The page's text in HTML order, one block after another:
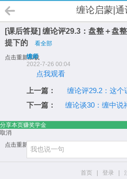
缠论启蒙|通
[课后答疑] 缠论评29.3：盘整＋盘
提下的
看全部
点击重新加载
缠师
2022-7-26 00:04
点我观看
上一篇：
缠论评29.2：这
下一篇：
缠论谈30：缠中说
分享本页赚奖学金
取消
点击重新加载
首页 登录